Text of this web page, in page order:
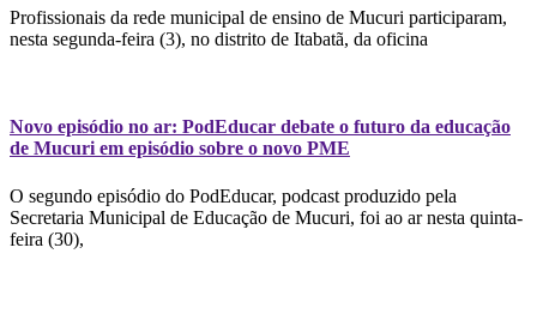
Profissionais da rede municipal de ensino de Mucuri participaram,
nesta segunda-feira (3), no distrito de Itabatã, da oficina
Novo episódio no ar: PodEducar debate o futuro da educação
de Mucuri em episódio sobre o novo PME
O segundo episódio do PodEducar, podcast produzido pela
Secretaria Municipal de Educação de Mucuri, foi ao ar nesta quinta-
feira (30),